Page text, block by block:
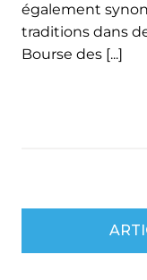
également
traditions dans
Bourse des [...]